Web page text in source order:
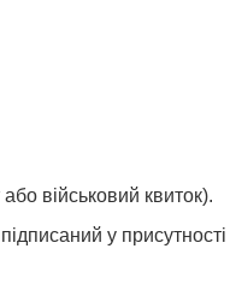
військовий квиток).
у присутності